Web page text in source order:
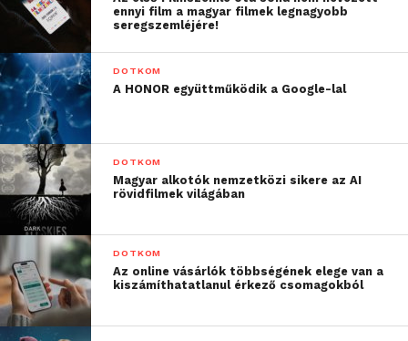
ennyi film a magyar filmek legnagyobb
seregszemléjére!
DOTKOM
A HONOR együttműködik a Google-lal
DOTKOM
Magyar alkotók nemzetközi sikere az AI
rövidfilmek világában
DOTKOM
Az online vásárlók többségének elege van a
kiszámíthatatlanul érkező csomagokból